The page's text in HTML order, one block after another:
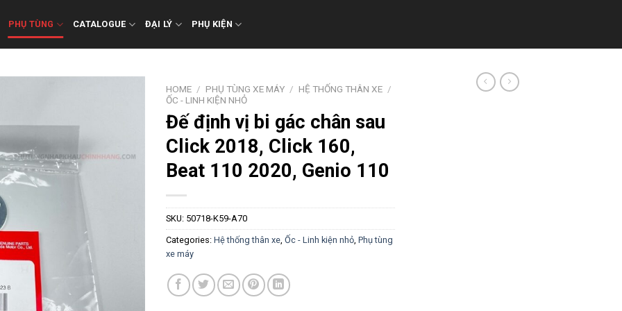
PHỤ TÙNG CATALOGUE ĐẠI LÝ PHỤ KIỆN
HOME / PHỤ TÙNG XE MÁY / HỆ THỐNG THÂN XE /
ỐC - LINH KIỆN NHỎ
Đế định vị bi gác chân sau
Click 2018, Click 160,
Beat 110 2020, Genio 110
SKU: 50718-K59-A70
Categories: Hệ thống thân xe Ốc - Linh kiện nhỏ Phụ tùng
xe máy